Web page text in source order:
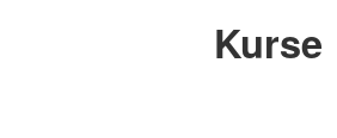
Kurse